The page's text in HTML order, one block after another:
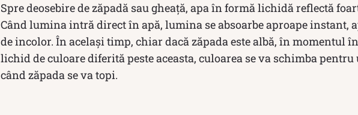
Spre deosebire de zăpadă sau gheață, apa în formă lichidă reflectă
Când lumina intră direct în apă, lumina se absoarbe aproape instant,
de incolor. În același timp, chiar dacă zăpada este albă, în momentul
lichid de culoare diferită peste aceasta, culoarea se va schimba
când zăpada se va topi.